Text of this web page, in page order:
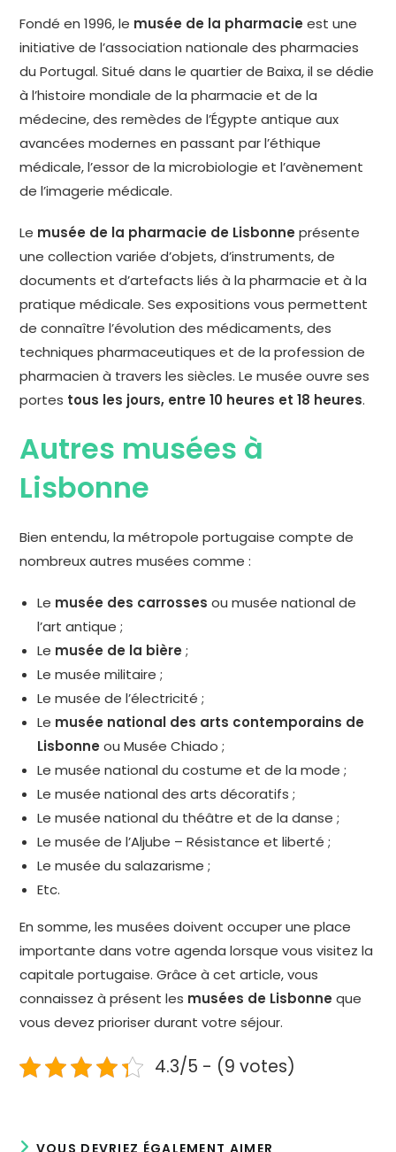
Fondé en 1996, le musée de la pharmacie est une
initiative de l’association nationale des pharmacies
du Portugal. Situé dans le quartier de Baixa, il se dédie
à l’histoire mondiale de la pharmacie et de la
médecine, des remèdes de l’Égypte antique aux
avancées modernes en passant par l’éthique
médicale, l’essor de la microbiologie et l’avènement
de l’imagerie médicale.
Le musée de la pharmacie de Lisbonne présente
une collection variée d’objets, d’instruments, de
documents et d’artefacts liés à la pharmacie et à la
pratique médicale. Ses expositions vous permettent
de connaître l’évolution des médicaments, des
techniques pharmaceutiques et de la profession de
pharmacien à travers les siècles. Le musée ouvre ses
portes tous les jours, entre 10 heures et 18 heures.
Autres musées à
Lisbonne
Bien entendu, la métropole portugaise compte de
nombreux autres musées comme :
Le musée des carrosses ou musée national de
l’art antique ;
Le musée de la bière ;
Le musée militaire ;
Le musée de l’électricité ;
Le musée national des arts contemporains de
Lisbonne ou Musée Chiado ;
Le musée national du costume et de la mode ;
Le musée national des arts décoratifs ;
Le musée national du théâtre et de la danse ;
Le musée de l’Aljube – Résistance et liberté ;
Le musée du salazarisme ;
Etc.
En somme, les musées doivent occuper une place
importante dans votre agenda lorsque vous visitez la
capitale portugaise. Grâce à cet article, vous
connaissez à présent les musées de Lisbonne que
vous devez prioriser durant votre séjour.
4.3/5 - (9 votes)
VOUS DEVRIEZ ÉGALEMENT AIMER